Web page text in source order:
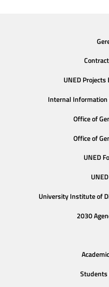
UNED
Internal
Office of
Office of
UNED
University Institute of
2030
Students